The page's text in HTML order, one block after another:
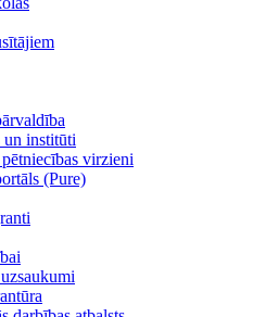
un institūti
virzieni
(Pure)